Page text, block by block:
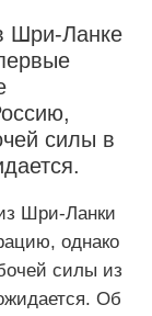
Шри-Ланке
силы в
Шри-Ланки
однако
силы из
Об